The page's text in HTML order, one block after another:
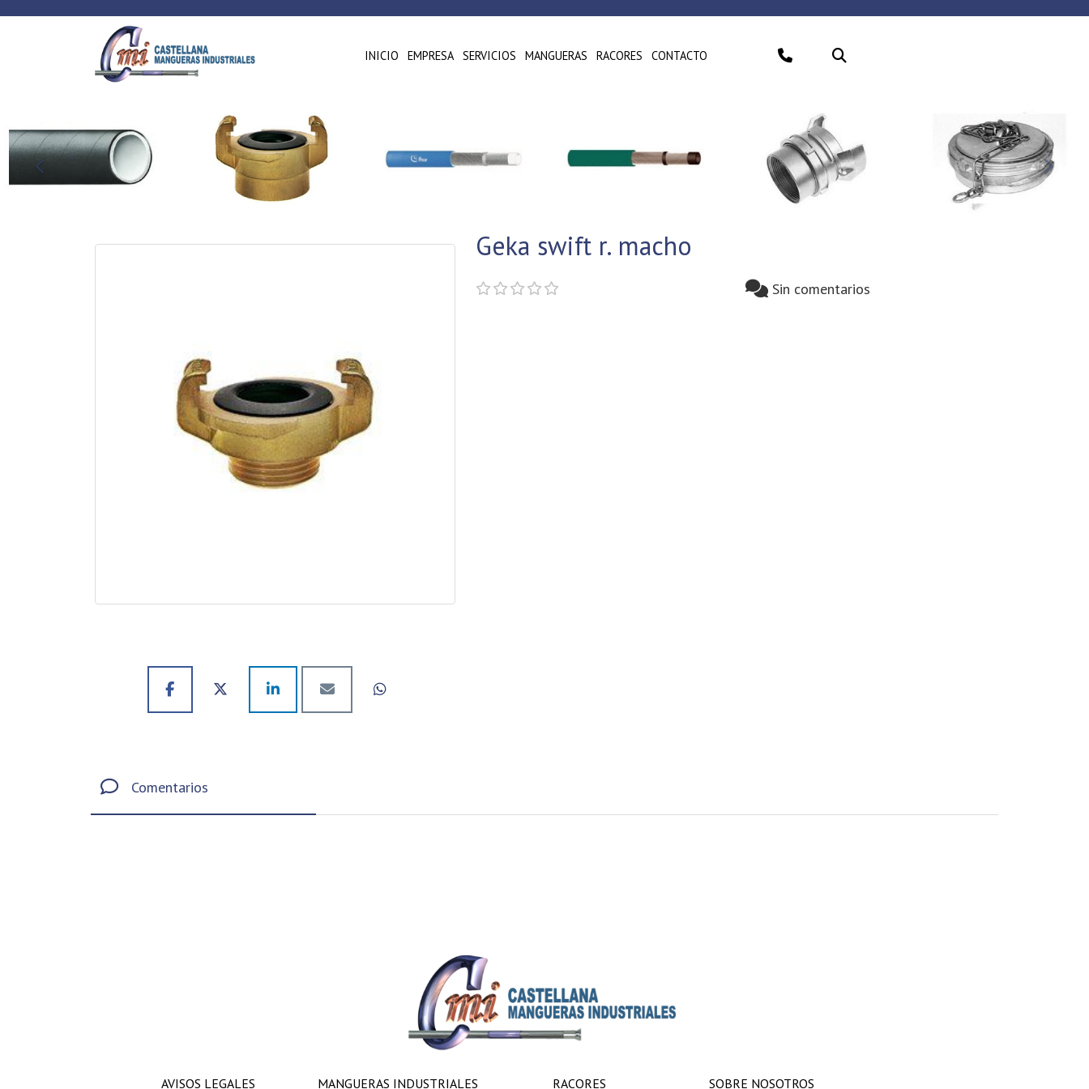
INICIO EMPRESA SERVICIOS MANGUERAS RACORES CONTACTO
Geka swift r. macho
Sin comentarios
Comentarios
AVISOS LEGALES MANGUERAS INDUSTRIALES RACORES SOBRE NOSOTROS